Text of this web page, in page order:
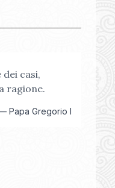
casi,
ragione.
Papa Gregorio I